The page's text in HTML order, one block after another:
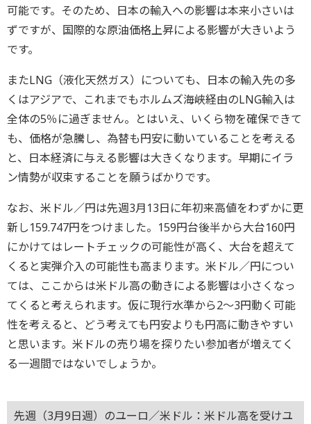
可能です。そのため、日本の輸入への影響は本来小さいは
ずですが、国際的な原油価格上昇による影響が大きいよう
です。
またLNG（液化天然ガス）についても、日本の輸入先の多
くはアジアで、これまでもホルムズ海峡経由のLNG輸入は
全体の5％に過ぎません。とはいえ、いくら物を確保できて
も、価格が急騰し、為替も円安に動いていることを考える
と、日本経済に与える影響は大きくなります。早期にイラ
ン情勢が収束することを願うばかりです。
なお、米ドル／円は先週3月13日に年初来高値をわずかに更
新し159.747円をつけました。159円台後半から大台160円
にかけてはレートチェックの可能性が高く、大台を超えて
くると実弾介入の可能性も高まります。米ドル／円につい
ては、ここからは米ドル高の動きによる影響は小さくなっ
てくると考えられます。仮に現行水準から2～3円動く可能
性を考えると、どう考えても円安よりも円高に動きやすい
と思います。米ドルの売り場を探りたい参加者が増えてく
る一週間ではないでしょうか。
先週（3月9日週）のユーロ／米ドル：米ドル高を受けユ